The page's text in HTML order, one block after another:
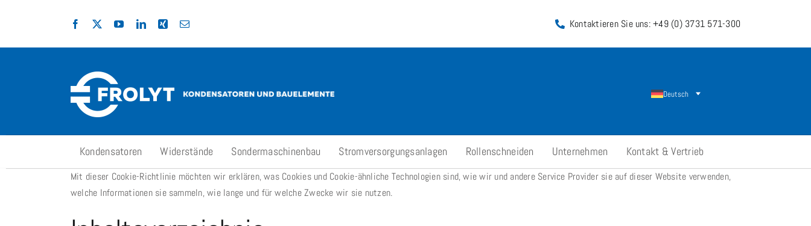
Kontaktieren Sie uns: +49 (0) 3731 571-300
Deutsch
Kondensatoren Widerstände Sondermaschinenbau Stromversorgungsanlagen Rollenschneiden Unternehmen Kontakt & Vertrieb
Mit dieser Cookie-Richtlinie möchten wir erklären, was Cookies und Cookie-ähnliche Technologien sind, wie wir und andere Service Provider sie auf dieser Website verwenden,
welche Informationen sie sammeln, wie lange und für welche Zwecke wir sie nutzen.